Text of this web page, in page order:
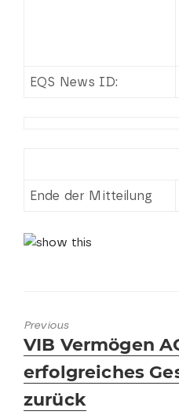
EQS News ID:
Ende der Mitteilung
Previous
Previous
post:
VIB Vermögen
erfolgreiches
zurück